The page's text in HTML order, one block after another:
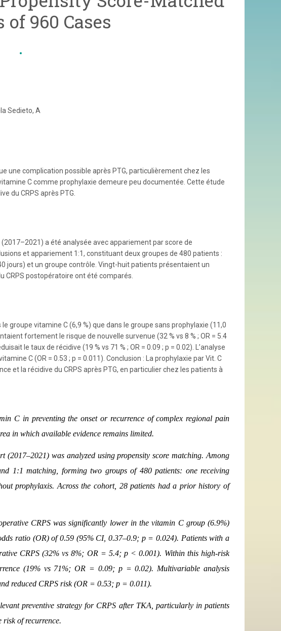
960 Cases
Sedieto, A
une complication possible après PTG, particulièrement chez les
C comme prophylaxie demeure peu documentée. Cette étude
du CRPS après PTG.
a été analysée avec appariement par score de
et appariement 1:1, constituant deux groupes de 480 patients :
jours) et un groupe contrôle. Vingt-huit patients présentaient un
CRPS postopératoire ont été comparés.
groupe vitamine C (6,9 %) que dans le groupe sans prophylaxie (11,0
fortement le risque de nouvelle survenue (32 % vs 8 % ; OR = 5.4
le taux de récidive (19 % vs 71 % ; OR = 0.09 ; p = 0.02). L’analyse
C (OR = 0.53 ; p = 0.011). Conclusion : La prophylaxie par Vit. C
et la récidive du CRPS après PTG, en particulier chez les patients à
C in preventing the onset or recurrence of complex regional pain
in which available evidence remains limited.
(2017–2021) was analyzed using propensity score matching. Among
1:1 matching, forming two groups of 480 patients: one receiving
prophylaxis. Across the cohort, 28 patients had a prior history of
CRPS was significantly lower in the vitamin C group (6.9%)
ratio (OR) of 0.59 (95% CI, 0.37–0.9; p = 0.024). Patients with a
CRPS (32% vs 8%; OR = 5.4; p < 0.001). Within this high-risk
(19% vs 71%; OR = 0.09; p = 0.02). Multivariable analysis
reduced CRPS risk (OR = 0.53; p = 0.011).
preventive strategy for CRPS after TKA, particularly in patients
of recurrence.